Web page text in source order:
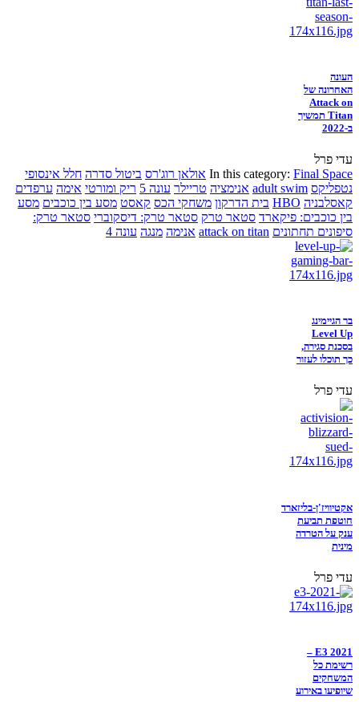
העונה
האחרונה של
Attack on
Titan תמשיך
ב-2022
עדי פרל
In this category: Final Space אולאן רוג'רס ביטול סדרה חלל אינסופי
נטפליקס adult swim אנימציה טריילר עונה 5 ריק ומורטי אימה ערפדים
קאסלבניה HBO בית הדרקון משחקי הכס קאסט מסע בין כוכבים מסע
בין כוכבים: פיקארד סטאר טרק סטאר טרק: דיסקוברי סטאר טרק:
סיפונים תחתונים attack on titan אנימה מנגה עונה 4
בר הגיימינג
Level Up
בסכנת סגירה,
כך תוכלו לעזור
עדי פרל
אקטיוויז'ן-בליזארד
חוטפת תביעת
ענק על הטרדה
מינית
עדי פרל
E3 2021 –
רשימת כל
המשחקים
שיופיעו באירוע